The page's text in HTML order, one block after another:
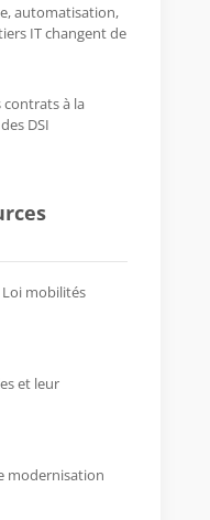
automatisation,
IT changent de
contrats à la
DSI
mobilités
et leur
modernisation